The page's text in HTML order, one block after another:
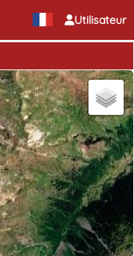
Utilisateur